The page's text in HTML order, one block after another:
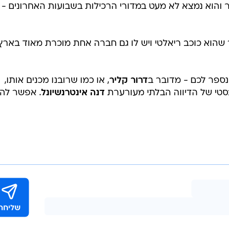
נמצא לא מעט במדורי הרכילות בשבועות האחרונים -
שהוא כוכב ריאלטי ויש לו גם חברה אחת מוכרת מאוד
נספר לכם - מדובר בדרור קליר, או כמו שרובנו מכנים אותו,
של הדיווה הבלתי מעורערת דנה אינטרנשיונל. אפשר